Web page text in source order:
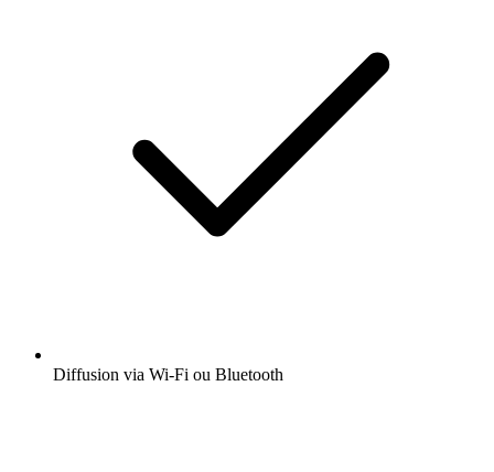
Diffusion via Wi-Fi ou Bluetooth